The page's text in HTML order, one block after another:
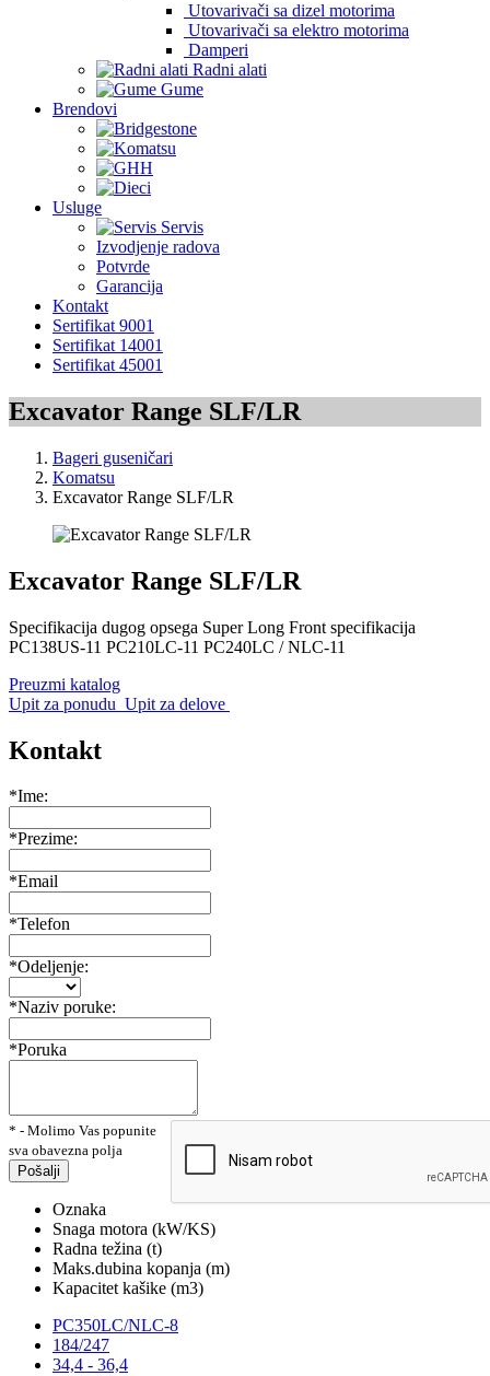
Utovarivači sa dizel motorima
Utovarivači sa elektro motorima
Damperi
Radni alati
Gume
Brendovi
Usluge
Servis
Izvodjenje radova
Potvrde
Garancija
Kontakt
Sertifikat 9001
Sertifikat 14001
Sertifikat 45001
Excavator Range SLF/LR
Bageri guseničari
Komatsu
Excavator Range SLF/LR
Excavator Range SLF/LR
Specifikacija dugog opsega Super Long Front specifikacija
PC138US-11 PC210LC-11 PC240LC / NLC-11
Preuzmi katalog
Upit za ponudu Upit za delove
Kontakt
*Ime:
*Prezime:
*Email
*Telefon
*Odeljenje:
*Naziv poruke:
*Poruka
* - Molimo Vas popunite
sva obavezna polja
Pošalji
Oznaka
Snaga motora (kW/KS)
Radna težina (t)
Maks.dubina kopanja (m)
Kapacitet kašike (m3)
PC350LC/NLC-8
184/247
34,4 - 36,4